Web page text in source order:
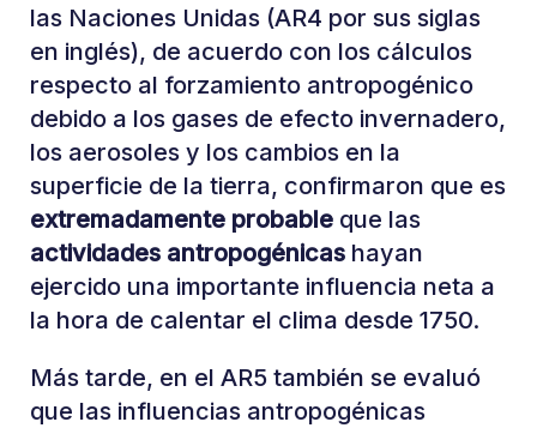
las Naciones Unidas (AR4 por sus siglas
en inglés), de acuerdo con los cálculos
respecto al forzamiento antropogénico
debido a los gases de efecto invernadero,
los aerosoles y los cambios en la
superficie de la tierra, confirmaron que es
extremadamente probableque las
actividades antropogénicashayan
ejercido una importante influencia neta a
la hora de calentar el clima desde 1750.
Más tarde, en el AR5 también se evaluó
que las influencias antropogénicas